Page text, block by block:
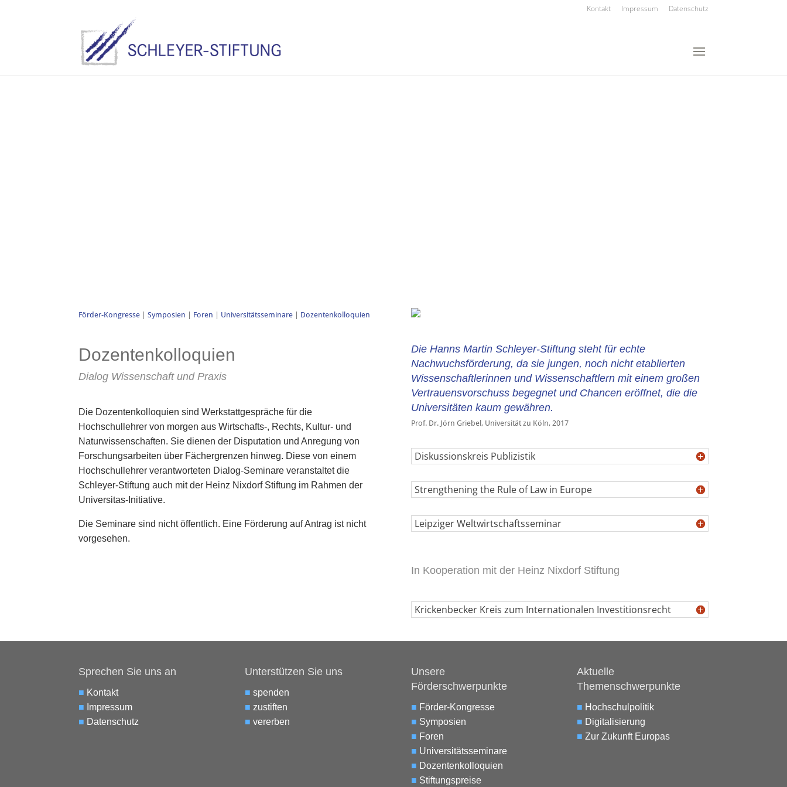
Kontakt Impressum Datenschutz
Förder-Kongresse |Symposien Foren Universitätsseminare Dozentenkolloquien
Dozentenkolloquien
Dialog Wissenschaft und Praxis
Die Dozentenkolloquien sind Werkstattgespräche für die
Hochschullehrer von morgen aus Wirtschafts-, Rechts, Kultur- und
Naturwissenschaften. Sie dienen der Disputation und Anregung von
Forschungsarbeiten über Fächergrenzen hinweg. Diese von einem
Hochschullehrer verantworteten Dialog-Seminare veranstaltet die
Schleyer-Stiftung auch mit der Heinz Nixdorf Stiftung im Rahmen der
Universitas-Initiative.
Die Seminare sind nicht öffentlich. Eine Förderung auf Antrag ist nicht
vorgesehen.
Die Hanns Martin Schleyer-Stiftung steht für echte
Nachwuchsförderung, da sie jungen, noch nicht etablierten
Wissenschaftlerinnen und Wissenschaftlern mit einem großen
Vertrauensvorschuss begegnet und Chancen eröffnet, die die
Universitäten kaum gewähren.
Prof. Dr. Jörn Griebel, Universität zu Köln, 2017
Diskussionskreis Publizistik
Strengthening the Rule of Law in Europe
Leipziger Weltwirtschaftsseminar
In Kooperation mit der Heinz Nixdorf Stiftung
Krickenbecker Kreis zum Internationalen Investitionsrecht
Sprechen Sie uns an
■ Kontakt
■ Impressum
■ Datenschutz
Unterstützen Sie uns
■ spenden
■ zustiften
■ vererben
Unsere
Förderschwerpunkte
■ Förder-Kongresse
■ Symposien
■ Foren
■ Universitätsseminare
■ Dozentenkolloquien
■ Stiftungspreise
Aktuelle
Themenschwerpunkte
■ Hochschulpolitik
■ Digitalisierung
■ Zur Zukunft Europas